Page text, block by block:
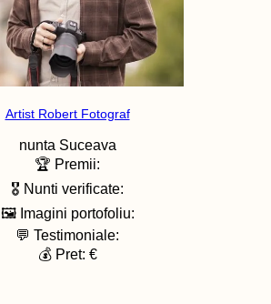
Artist Robert Fotograf
nunta Suceava
🏆 Premii:
🎖️ Nunti verificate:
🖼️ Imagini portofoliu:
💬 Testimoniale:
💰 Pret: €